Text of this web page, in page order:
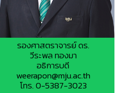
รองศาสตราจารย์ ดร.
วีระพล ทองมา
อธิการบดี
weerapon@mju.ac.th
โทร. 0-5387-3023